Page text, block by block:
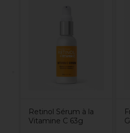
Retinol Sérum à la
Vitamine C 63g